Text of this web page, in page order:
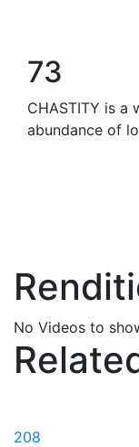
73
CHASTITY is a
abundance of
No Videos to
208